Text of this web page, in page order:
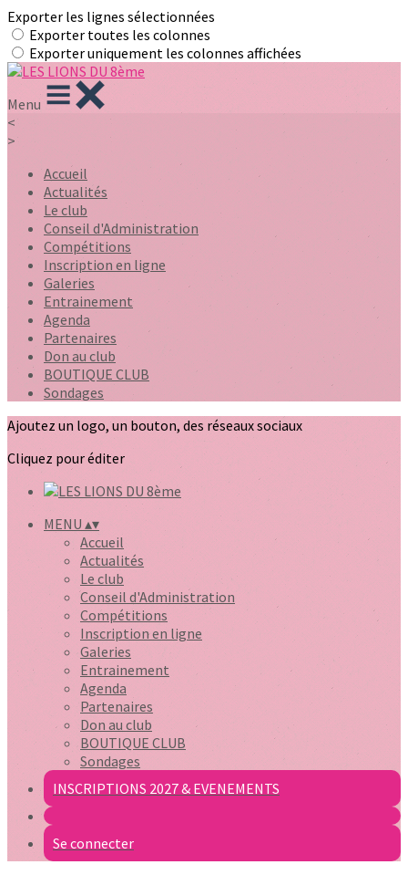
Exporter les lignes sélectionnées
Exporter toutes les colonnes
Exporter uniquement les colonnes affichées
Menu
<
>
Accueil
Actualités
Le club
Conseil d'Administration
Compétitions
Inscription en ligne
Galeries
Entrainement
Agenda
Partenaires
Don au club
BOUTIQUE CLUB
Sondages
Ajoutez un logo, un bouton, des réseaux sociaux
Cliquez pour éditer
MENU▴▾
Accueil
Actualités
Le club
Conseil d'Administration
Compétitions
Inscription en ligne
Galeries
Entrainement
Agenda
Partenaires
Don au club
BOUTIQUE CLUB
Sondages
INSCRIPTIONS 2027 & EVENEMENTS
Se connecter